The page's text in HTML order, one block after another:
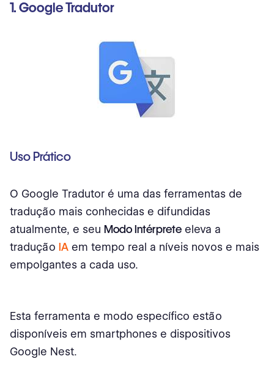
1. Google Tradutor
Uso Prático
O Google Tradutor é uma das ferramentas de
tradução mais conhecidas e difundidas
atualmente, e seu Modo Intérprete eleva a
tradução IA em tempo real a níveis novos e mais
empolgantes a cada uso.
Esta ferramenta e modo específico estão
disponíveis em smartphones e dispositivos
Google Nest.